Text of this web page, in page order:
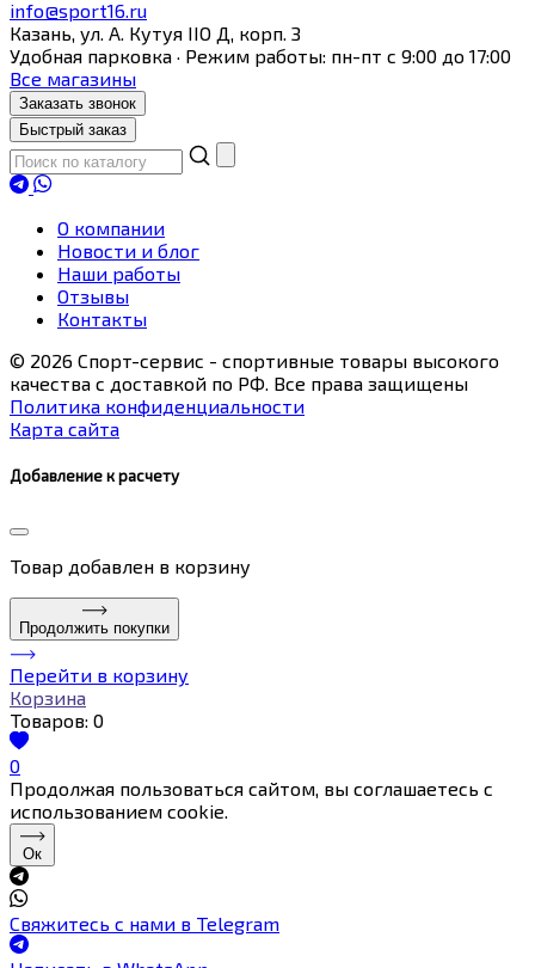
info@sport16.ru
Казань, ул. А. Кутуя IIO Д, корп. З
Удобная парковка · Режим работы: пн-пт с 9:00 до 17:00
Все магазины
Заказать звонок
Быстрый заказ
О компании
Новости и блог
Наши работы
Отзывы
Контакты
© 2026 Спорт-сервис - спортивные товары высокого
качества с доставкой по РФ. Все права защищены
Политика конфиденциальности
Карта сайта
Добавление к расчету
Товар добавлен в корзину
Продолжить покупки
Перейти в корзину
Корзина
Товаров: 0
0
Продолжая пользоваться сайтом, вы соглашаетесь с
использованием cookie.
Ок
Свяжитесь с нами в Telegram